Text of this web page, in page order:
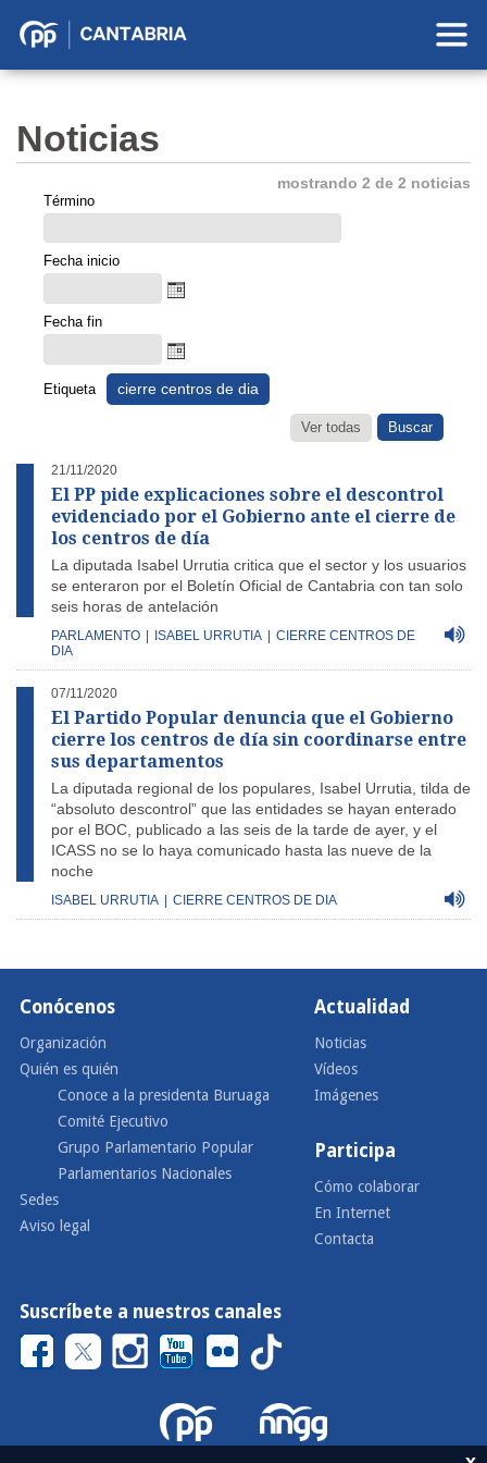
Partido
Cantabria
Noticias
mostrando 2 de 2 noticias
Término
Fecha inicio
Fecha fin
Etiqueta cierre centros de dia
Ver todas
21/11/2020
El PP pide explicaciones sobre el descontrol
evidenciado por el Gobierno ante el cierre de
los centros de día
La diputada Isabel Urrutia critica que el sector y los usuarios
se enteraron por el Boletín Oficial de Cantabria con tan solo
seis horas de antelación
PARLAMENTO ISABEL URRUTIA
CIERRE CENTROS DE
DIA
07/11/2020
El Partido Popular denuncia que el Gobierno
cierre los centros de día sin coordinarse entre
sus departamentos
La diputada regional de los populares, Isabel Urrutia, tilda de
“absoluto descontrol” que las entidades se hayan enterado
por el BOC, publicado a las seis de la tarde de ayer, y el
ICASS no se lo haya comunicado hasta las nueve de la
noche
ISABEL URRUTIA CIERRE CENTROS DE DIA
Conócenos
Organización
Quién es quién
Conoce a la presidenta Buruaga
Comité Ejecutivo
Grupo Parlamentario Popular
Parlamentarios Nacionales
Sedes
Aviso legal
Actualidad
Noticias
Vídeos
Imágenes
Participa
Cómo colaborar
En Internet
Contacta
Suscríbete a nuestros canales